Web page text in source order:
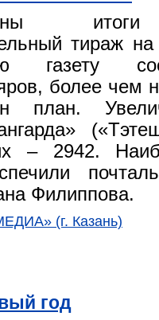
тираж
газету
более чем
план.
– 2942.
Филиппова.
(г. Казань)
год